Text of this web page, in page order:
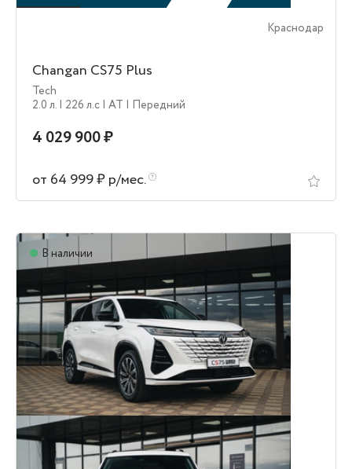
Краснодар
Changan CS75 Plus
Tech
2.0 л. | 226 л.c | AT | Передний
4 029 900 ₽
от 64 999 ₽ р/мес.
В наличии